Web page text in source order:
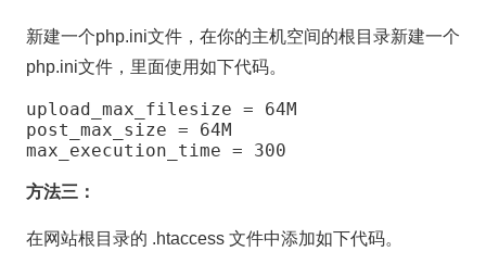
新建一个php.ini文件，在你的主机空间的根目录新建一个
php.ini文件，里面使用如下代码。
upload_max_filesize = 64M
post_max_size = 64M
max_execution_time = 300
方法三：
在网站根目录的 .htaccess 文件中添加如下代码。